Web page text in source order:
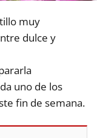
muy
dulce y
uno de los
fin de semana.